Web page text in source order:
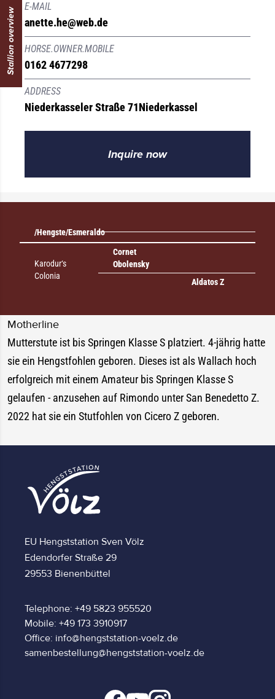
E-MAIL
anette.he@web.de
HORSE.OWNER.MOBILE
0162 4677298
ADDRESS
Niederkasseler Straße 71Niederkassel
Inquire now
/Hengste/Esmeraldo
Karodur‘s
Colonia
Cornet
Obolensky
Aldatos Z
Motherline
Mutterstute ist bis Springen Klasse S platziert. 4-jährig hatte
sie ein Hengstfohlen geboren. Dieses ist als Wallach hoch
erfolgreich mit einem Amateur bis Springen Klasse S
gelaufen - anzusehen auf Rimondo unter San Benedetto Z.
2022 hat sie ein Stutfohlen von Cicero Z geboren.
Stallion overview
EU Hengststation Sven Völz
Edendorfer Straße 29
29553 Bienenbüttel
Telephone: +49 5823 955520
Mobile: +49 173 3910917
Office: info@hengststation-voelz.de
samenbestellung@hengststation-voelz.de